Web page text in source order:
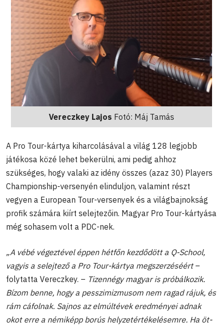
Vereczkey Lajos Fotó: Máj Tamás
A Pro Tour-kártya kiharcolásával a világ 128 legjobb
játékosa közé lehet bekerülni, ami pedig ahhoz
szükséges, hogy valaki az idény összes (azaz 30) Players
Championship-versenyén elinduljon, valamint részt
vegyen a European Tour-versenyek és a világbajnokság
profik számára kiírt selejtezőin. Magyar Pro Tour-kártyása
még sohasem volt a PDC-nek.
„A vébé végeztével éppen hétfőn kezdődött a Q-School,
vagyis a selejtező a Pro Tour-kártya megszerzéséért –
folytatta Vereczkey. – Tizennégy magyar is próbálkozik.
Bízom benne, hogy a pesszimizmusom nem ragad rájuk, és
rám cáfolnak. Sajnos az elmúltévek eredményei adnak
okot erre a némiképp borús helyzetértékelésemre. Ha öt-